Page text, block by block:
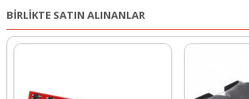
BİRLİKTE SATIN ALINANLAR